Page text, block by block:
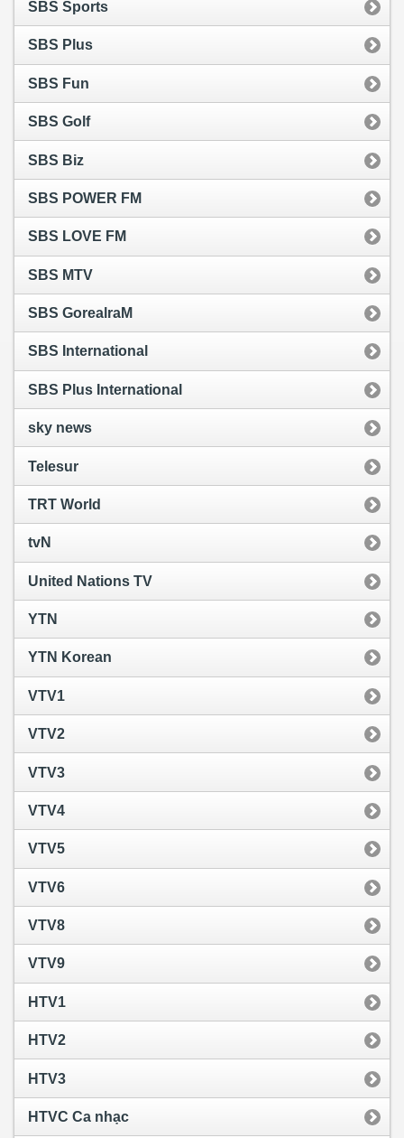
SBS Sports
SBS Plus
SBS Fun
SBS Golf
SBS Biz
SBS POWER FM
SBS LOVE FM
SBS MTV
SBS GorealraM
SBS International
SBS Plus International
sky news
Telesur
TRT World
tvN
United Nations TV
YTN
YTN Korean
VTV1
VTV2
VTV3
VTV4
VTV5
VTV6
VTV8
VTV9
HTV1
HTV2
HTV3
HTVC Ca nhạc